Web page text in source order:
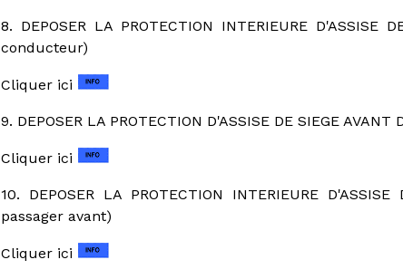
8. DEPOSER LA PROTECTION INTERIEURE D'ASSISE
conducteur)
Cliquer ici
9. DEPOSER LA PROTECTION D'ASSISE DE SIEGE
Cliquer ici
10. DEPOSER LA PROTECTION INTERIEURE
passager avant)
Cliquer ici